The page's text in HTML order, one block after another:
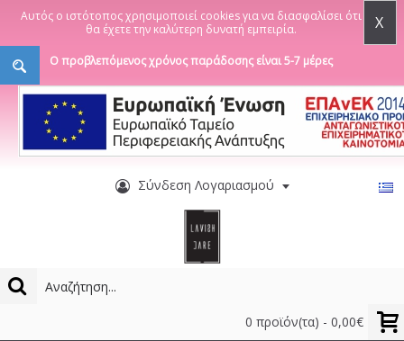
Αυτός ο ιστότοπος χρησιμοποιεί cookies για να διασφαλίσει ότι
θα έχετε την καλύτερη δυνατή εμπειρία.
X
Ο προβλεπόμενος χρόνος παράδοσης είναι 5-7 μέρες
Σύνδεση Λογαριασμού
0 προϊόν(τα) - 0,00€